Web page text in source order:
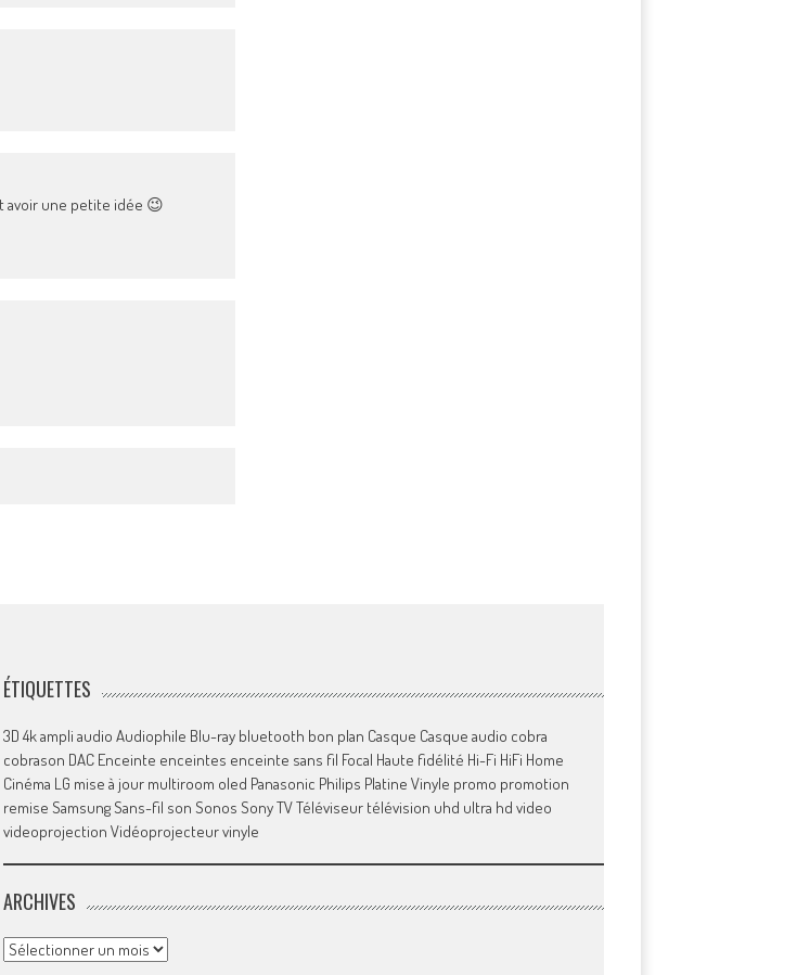
avoir une petite idée 😉
ÉTIQUETTES
3D 4kampli audio Audiophile Blu-ray bluetooth bon plan Casque Casque audio cobra
cobrason DAC Enceinte enceintes enceinte sans fil Focal Haute fidélité Hi-Fi HiFi Home
Cinéma LG mise à jour multiroom oled Panasonic Philips Platine Vinyle promo promotion
remise SamsungSans-fil son Sonos SonyTVTéléviseur télévision uhd ultra hd video
videoprojection Vidéoprojecteurvinyle
ARCHIVES
Archives